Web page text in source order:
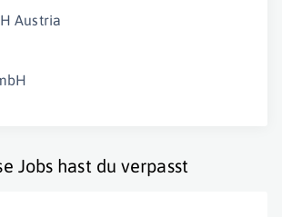
Austria
Jobs hast du verpasst